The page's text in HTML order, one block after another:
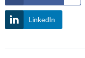
LinkedIn